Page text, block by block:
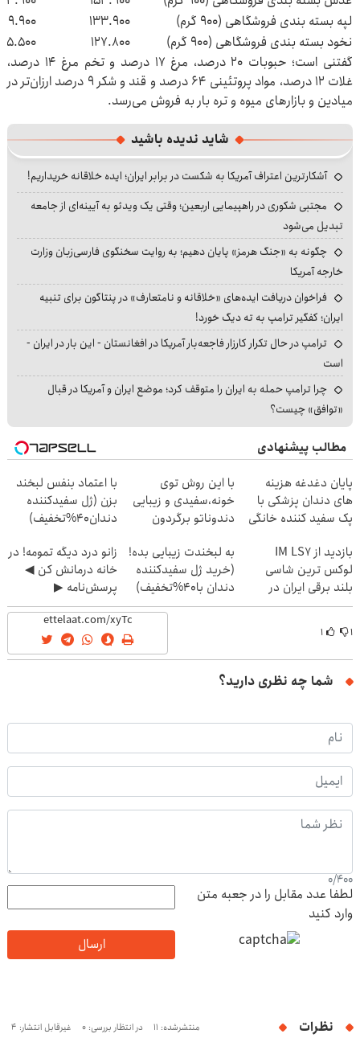
لپه بسته بندی فروشگاهی (۹۰۰ گرم)
۱۳۳.۹۰۰
۱۱۹.۹۰۰
نخود بسته بندی فروشگاهی (۹۰۰ گرم)
۱۲۷.۸۰۰
گفتنی است؛ حبوبات ۲۰ درصد، مرغ ۱۷ درصد و تخم مرغ ۱۴ درصد،
غلات ۱۲ درصد، مواد پروتئینی ۶۴ درصد و قند و شکر ۹ درصد ارزان‌تر در
میادین و بازارهای میوه و تره بار به فروش می‌رسد.
شاید ندیده باشید
آشکارترین اعتراف آمریکا به شکست در برابر ایران؛ ایده خلاقانه خریداریم!
مجتبی شکوری در راهپیمایی اربعین؛ وقتی یک ویدئو به آیینه‌ای از جامعه
تبدیل می‌شود
چگونه به «جنگ هرمز» پایان دهیم؛ به روایت سخنگوی فارسی‌زبان وزارت
خارجه آمریکا
فراخوان دریافت ایده‌های «خلاقانه و نامتعارف» در پنتاگون برای تنبیه
ایران؛ کفگیر ترامپ به ته دیگ خورد!
ترامپ در حال تکرار کارزار فاجعه‌بار آمریکا در افغانستان - این بار در ایران -
است
چرا ترامپ حمله به ایران را متوقف کرد؛ موضع ایران و آمریکا در قبال
«توافق» چیست؟
مطالب پیشنهادی
پایان دغدغه هزینه
های دندان پزشکی با
پک سفید کننده خانگی
با این روش توی
خونه،سفیدی و زیبایی
دندوناتو برگردون
با اعتماد بنفس لبخند
بزن (ژل سفیدکننده
دندان40%تخفیف)
بازدید از IM LS7
لوکس ترین شاسی
بلند برقی ایران در
باشگاه انقلاب
به لبخندت زیبایی بده!
(خرید ژل سفیدکننده
دندان با40%تخفیف)
زانو درد دیگه تمومه! در
خانه درمانش کن ◀
پرسش‌نامه ▶
۱ ۱
شما چه نظری دارید؟
0/400
لطفا عدد مقابل را در جعبه متن
وارد کنید
ارسال
نظرات منتشرشده: 11 در انتظار بررسی: 0 غیرقابل انتشار: 4